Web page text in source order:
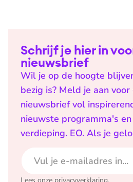
Schrijf je hier in
nieuwsbrief
Wil je op de hoogte
bezig is? Meld je aan voor
nieuwsbrief vol
nieuwste programma's
verdieping. EO. Als je